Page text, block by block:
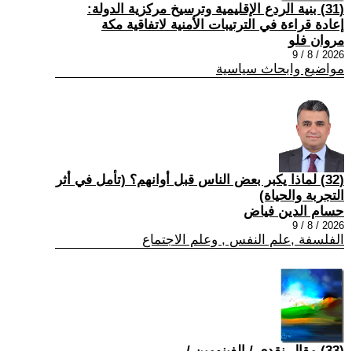
(31) بنية الردع الإقليمية وترسيخ مركزية الدولة:
إعادة قراءة في الترتيبات الأمنية لاتفاقية مكة
مروان فلو
2026 / 8 / 9
مواضيع وابحاث سياسية
(32) لماذا يكبر بعض الناس قبل أوانهم؟ (تأمل في أثر
التجربة والحياة)
حسام الدين فياض
2026 / 8 / 9
الفلسفة ,علم النفس , وعلم الاجتماع